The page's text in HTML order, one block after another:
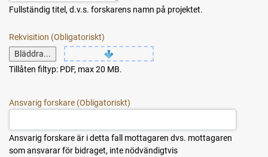
Fullständig titel, d.v.s. forskarens namn på projektet.
Rekvisition
Bläddra...
Tillåten filtyp: PDF, max 20 MB.
Ansvarig forskare
Ansvarig forskare är i detta fall mottagaren dvs. mottagaren
som ansvarar för bidraget, inte nödvändigtvis